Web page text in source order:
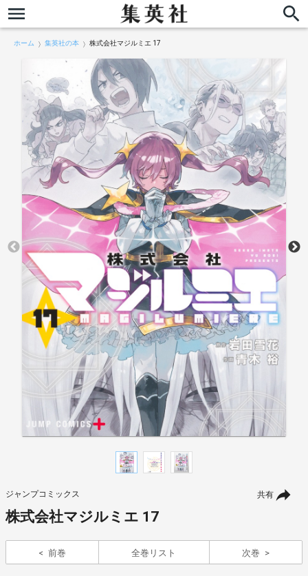
ホーム 集英社の本 株式会社マジルミエ 17
共有
ジャンプコミックス
株式会社マジルミエ 17
前巻 全巻リスト 次巻